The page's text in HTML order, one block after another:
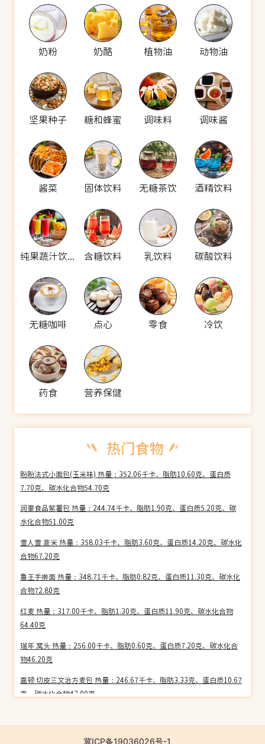
奶粉 奶酪 植物油 动物油
坚果种子 糖和蜂蜜 调味料 调味酱
酱菜 固体饮料 无糖茶饮 酒精饮料
纯果蔬汁饮料 含糖饮料 乳饮料 碳酸饮料
无糖咖啡 点心 零食 冷饮
药食 营养保健
盼盼法式小面包(玉米味) 热量：352.06千卡、脂肪10.60克、蛋白质
7.70克、碳水化合物54.70克
润豪食品紫薯包 热量：244.74千卡、脂肪1.90克、蛋白质5.20克、碳
水化合物51.00克
壹人壹 薏米 热量：358.03千卡、脂肪3.60克、蛋白质14.20克、碳水化
合物67.20克
鲁王手擀面 热量：348.71千卡、脂肪0.82克、蛋白质11.30克、碳水化
合物72.80克
红麦 热量：317.00千卡、脂肪1.30克、蛋白质11.90克、碳水化合物
64.40克
瑞年 窝头 热量：256.00千卡、脂肪0.60克、蛋白质7.20克、碳水化合
物46.20克
嘉顿 切皮三文治方麦包 热量：246.67千卡、脂肪3.33克、蛋白质10.67
克、碳水化合物43.00克
克、碳水化合物34.20克
冀ICP备19036026号-1